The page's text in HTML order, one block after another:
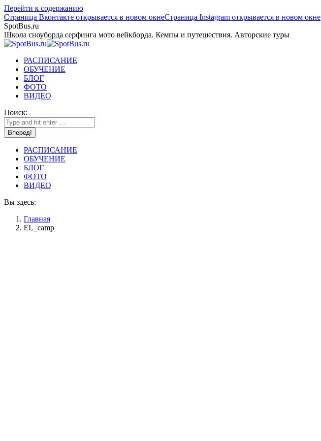
Перейти к содержанию
Страница Вконтакте открывается в новом окнеСтраница Instagram открывается в новом окне
SpotBus.ru
Школа сноуборда серфинга мото вейкборда. Кемпы и путешествия. Авторские туры
РАСПИСАНИЕ
ОБУЧЕНИЕ
БЛОГ
ФОТО
ВИДЕО
Поиск:
РАСПИСАНИЕ
ОБУЧЕНИЕ
БЛОГ
ФОТО
ВИДЕО
Вы здесь:
Главная
EL_camp